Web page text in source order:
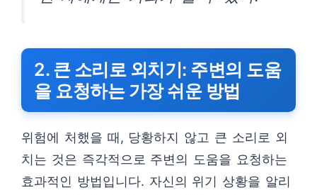
2. 큰 소리로 외치기: 주변의 도움
을 요청하는 가장 쉬운 방법
위험에 처했을 때, 당황하지 않고 큰 소리로 외
치는 것은 즉각적으로 주변의 도움을 요청하는
효과적인 방법입니다. 자신의 위기 상황을 알리